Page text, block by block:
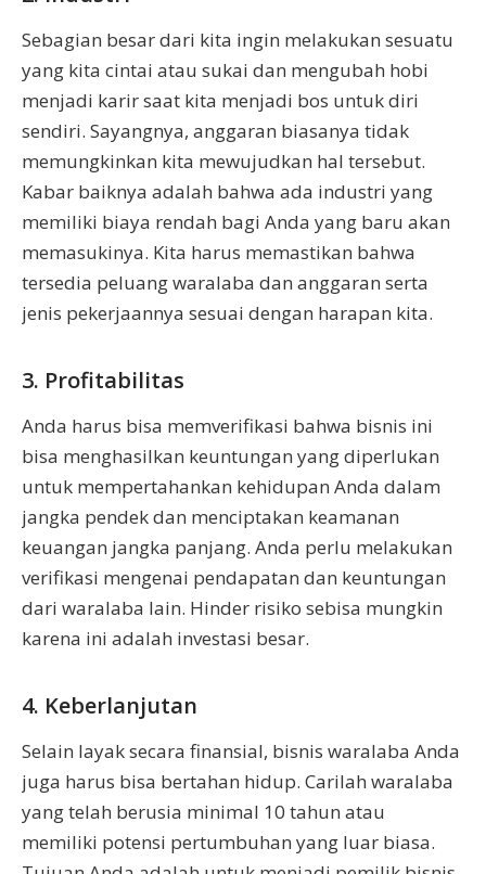
Sebagian besar dari kita ingin melakukan sesuatu
yang kita cintai atau sukai dan mengubah hobi
menjadi karir saat kita menjadi bos untuk diri
sendiri. Sayangnya, anggaran biasanya tidak
memungkinkan kita mewujudkan hal tersebut.
Kabar baiknya adalah bahwa ada industri yang
memiliki biaya rendah bagi Anda yang baru akan
memasukinya. Kita harus memastikan bahwa
tersedia peluang waralaba dan anggaran serta
jenis pekerjaannya sesuai dengan harapan kita.
3. Profitabilitas
Anda harus bisa memverifikasi bahwa bisnis ini
bisa menghasilkan keuntungan yang diperlukan
untuk mempertahankan kehidupan Anda dalam
jangka pendek dan menciptakan keamanan
keuangan jangka panjang. Anda perlu melakukan
verifikasi mengenai pendapatan dan keuntungan
dari waralaba lain. Hinder risiko sebisa mungkin
karena ini adalah investasi besar.
4. Keberlanjutan
Selain layak secara finansial, bisnis waralaba Anda
juga harus bisa bertahan hidup. Carilah waralaba
yang telah berusia minimal 10 tahun atau
memiliki potensi pertumbuhan yang luar biasa.